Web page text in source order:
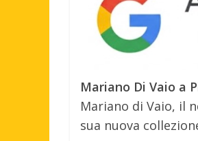
Mariano Di Vaio a
Mariano di Vaio, il
sua nuova